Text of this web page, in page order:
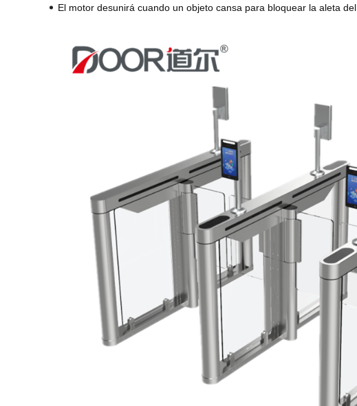
El motor desunirá cuando un objeto cansa para bloquear la aleta